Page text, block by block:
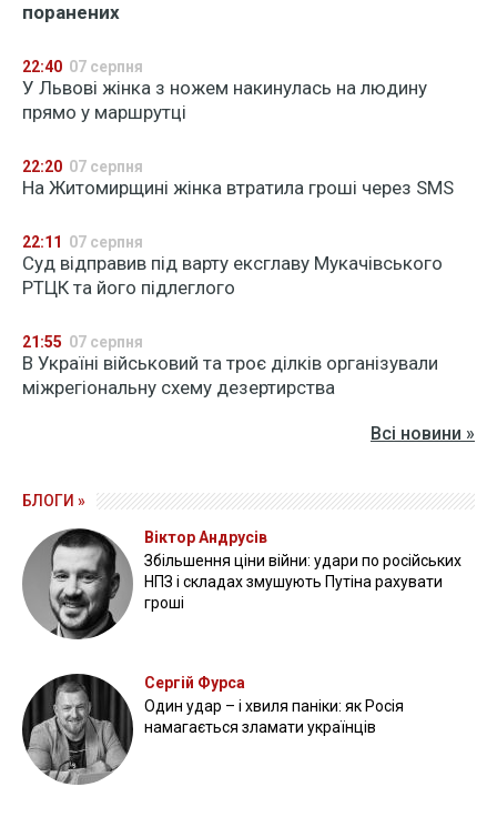
поранених
22:40 07 серпня
У Львові жінка з ножем накинулась на людину
прямо у маршрутці
22:20 07 серпня
На Житомирщині жінка втратила гроші через SMS
22:11 07 серпня
Суд відправив під варту ексглаву Мукачівського
РТЦК та його підлеглого
21:55 07 серпня
В Україні військовий та троє ділків організували
міжрегіональну схему дезертирства
Всі новини »
БЛОГИ »
Віктор Андрусів
Збільшення ціни війни: удари по російських
НПЗ і складах змушують Путіна рахувати
гроші
Сергій Фурса
Один удар – і хвиля паніки: як Росія
намагається зламати українців